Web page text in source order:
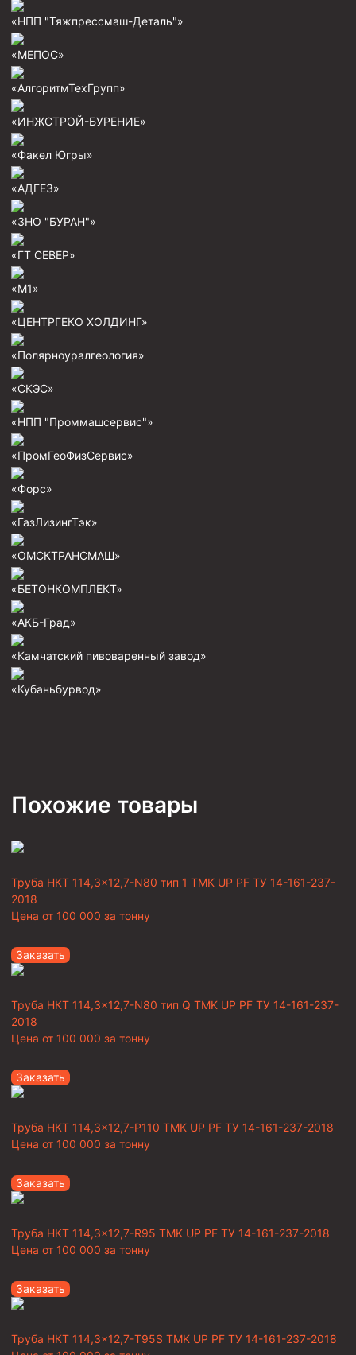
«НПП "Тяжпрессмаш-Деталь"»
«МЕПОС»
«АлгоритмТехГрупп»
«ИНЖСТРОЙ-БУРЕНИЕ»
«Факел Югры»
«АДГЕЗ»
«ЗНО "БУРАН"»
«ГТ СЕВЕР»
«М1»
«ЦЕНТРГЕКО ХОЛДИНГ»
«Полярноуралгеология»
«СКЭС»
«НПП "Проммашсервис"»
«ПромГеоФизСервис»
«Форс»
«ГазЛизингТэк»
«ОМСКТРАНСМАШ»
«БЕТОНКОМПЛЕКТ»
«АКБ-Град»
«Камчатский пивоваренный завод»
«Кубаньбурвод»
Похожие товары
Труба НКТ 114,3×12,7-N80 тип 1 TMK UP PF ТУ 14-161-237-
2018
Цена от 100 000 за тонну
Заказать
Труба НКТ 114,3×12,7-N80 тип Q TMK UP PF ТУ 14-161-237-
2018
Цена от 100 000 за тонну
Заказать
Труба НКТ 114,3×12,7-P110 TMK UP PF ТУ 14-161-237-2018
Цена от 100 000 за тонну
Заказать
Труба НКТ 114,3×12,7-R95 TMK UP PF ТУ 14-161-237-2018
Цена от 100 000 за тонну
Заказать
Труба НКТ 114,3×12,7-T95S TMK UP PF ТУ 14-161-237-2018